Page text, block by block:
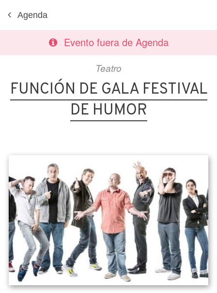
Agenda
Evento fuera de Agenda
Teatro
FUNCIÓN DE GALA FESTIVAL
DE HUMOR